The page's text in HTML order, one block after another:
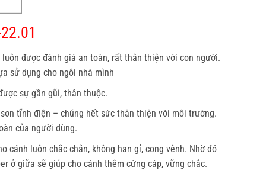
được đánh giá an toàn, rất thân thiện với con người.
sử dụng cho ngôi nhà mình
sự gần gũi, thân thuộc.
tĩnh điện – chúng hết sức thân thiện với môi trường.
của người dùng.
cánh luôn chắc chắn, không han gỉ, cong vênh. Nhờ đó
ở giữa sẽ giúp cho cánh thêm cứng cáp, vững chắc.